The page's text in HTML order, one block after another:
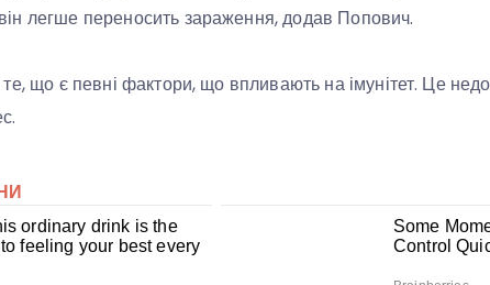
легше переносить зараження, додав Попович.
те, що є певні фактори, що впливають на імунітет. Це